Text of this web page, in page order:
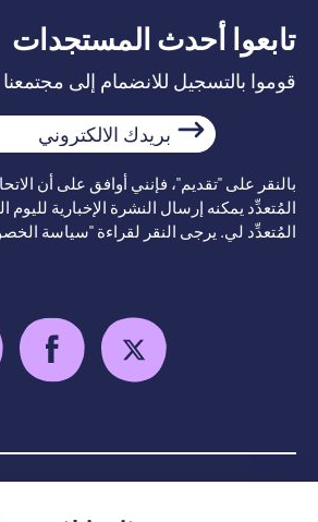
تابعوا أحدث المستجدات
قوموا بالتسجيل للانضمام إلى مجتمعنا
بريدك
الالكتروني
بالنقر على "تقديم"، فإنني أوافق على أن
المُتعدِّد يمكنه إرسال النشرة الإخبارية لليوم
المُتعدِّد لي. يرجى النقر لقراءة "سياسة